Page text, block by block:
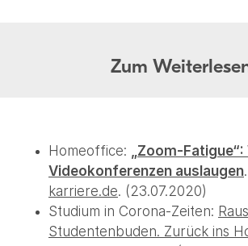
Zum
Homeoffice: „Zoom-Fatigue“:
Videokonferenzen auslaugen
karriere.de. (23.07.2020)
Studium in Corona-Zeiten:
Studentenbuden. Zurück ins